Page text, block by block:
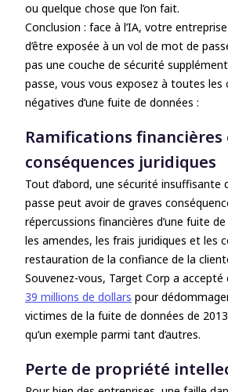
ou quelque chose que l’on fait.
Conclusion : face à l’IA, votre
d’être exposée à un vol de mot de
pas une couche de sécurité
passe, vous vous exposez à toutes les
négatives d’une fuite de données :
Ramifications financières
conséquences juridiques
Tout d’abord, une sécurité insuffisante
passe peut avoir de graves
répercussions financières d’une fuite
les amendes, les frais juridiques et les
restauration de la confiance de la
Souvenez-vous, Target Corp a accepté
39 millions de dollars pour
victimes de la fuite de données de
qu’un exemple parmi tant d’autres.
Perte de propriété